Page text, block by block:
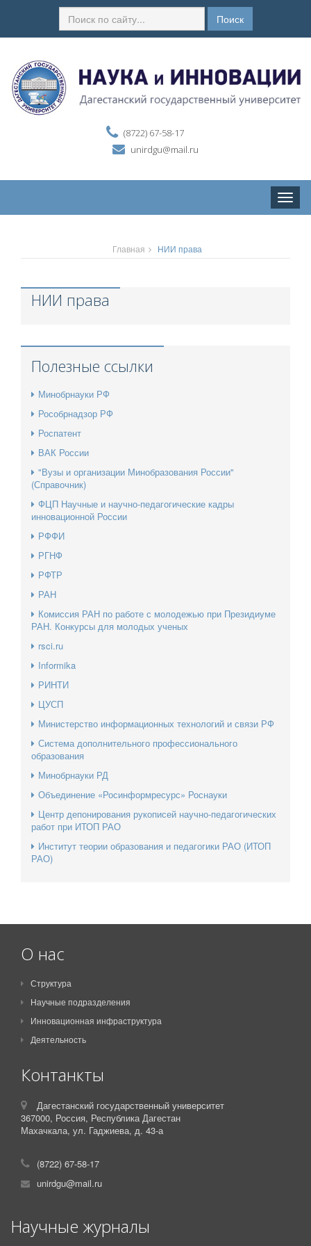
Поиск
(8722) 67-58-17
unirdgu@mail.ru
Toggle
Главная НИИ права
НИИ права
Полезные ссылки
Минобрнауки РФ
Рособрнадзор РФ
Роспатент
ВАК России
"Вузы и организации Минобразования России"
(Справочник)
ФЦП Научные и научно-педагогические кадры
инновационной России
РФФИ
РГНФ
РФТР
РАН
Комиссия РАН по работе с молодежью при Президиуме
РАН. Конкурсы для молодых ученых
rsci.ru
Informika
РИНТИ
ЦУСП
Министерство информационных технологий и связи РФ
Система дополнительного профессионального
образования
Минобрнауки РД
Объединение «Росинформресурс» Роснауки
Центр депонирования рукописей научно-педагогических
работ при ИТОП РАО
Институт теории образования и педагогики РАО (ИТОП
РАО)
О нас
Структура
Научные подразделения
Инновационная инфраструктура
Деятельность
Контанкты
Дагестанский государственный университет
367000, Россия, Республика Дагестан
Махачкала, ул. Гаджиева, д. 43-а
(8722) 67-58-17
unirdgu@mail.ru
Научные журналы